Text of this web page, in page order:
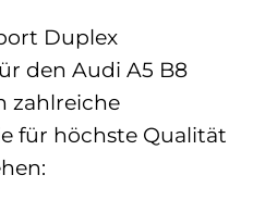
Duplex
den Audi A5 B8
zahlreiche
für höchste Qualität